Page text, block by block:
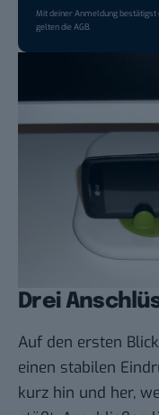
Mit deiner Anmeldung bestätigst
gelten dieAGB.
Drei
Auf den ersten
einen stabilen
kurz hin und her,